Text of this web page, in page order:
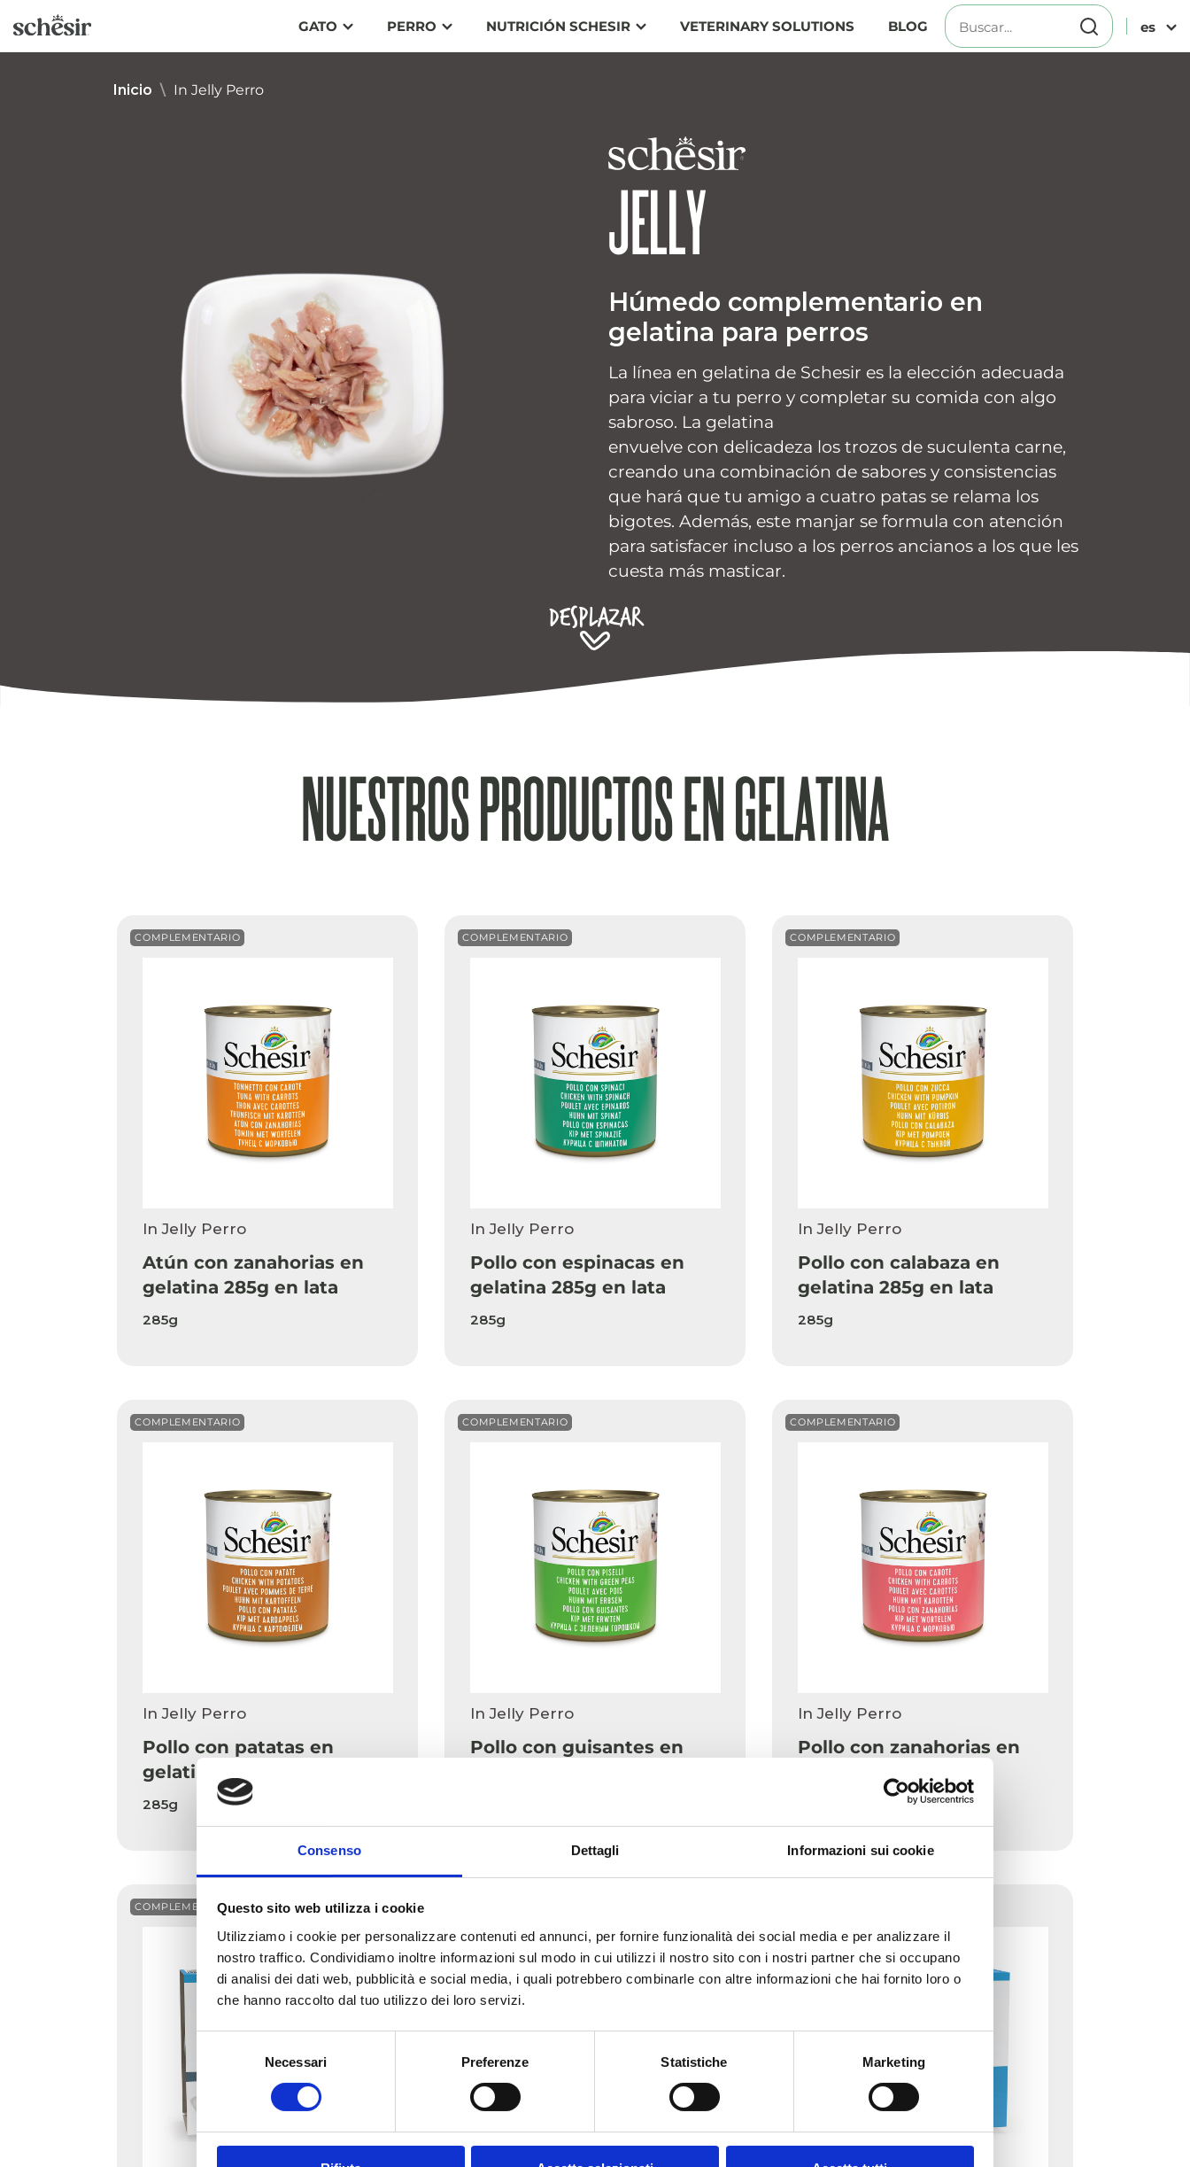
Consenso Dettagli Informazioni sui cookie
Questo sito web utilizza i cookie
Utilizziamo i cookie per personalizzare contenuti ed annunci, per fornire funzionalità dei social media e per analizzare il
nostro traffico. Condividiamo inoltre informazioni sul modo in cui utilizzi il nostro sito con i nostri partner che si occupano
di analisi dei dati web, pubblicità e social media, i quali potrebbero combinarle con altre informazioni che hai fornito loro o
che hanno raccolto dal tuo utilizzo dei loro servizi.
consenso
Necessari Preferenze Statistiche Marketing
directamente
GATO PERRO NUTRICIÓN SCHESIR VETERINARY SOLUTIONS BLOG es
Inicio \ In Jelly Perro
JELLY
Húmedo complementario en
gelatina para perros
La línea en gelatina de Schesir es la elección adecuada
para viciar a tu perro y completar su comida con algo
sabroso. La gelatina
envuelve con delicadeza los trozos de suculenta carne,
creando una combinación de sabores y consistencias
que hará que tu amigo a cuatro patas se relama los
bigotes. Además, este manjar se formula con atención
para satisfacer incluso a los perros ancianos a los que les
cuesta más masticar.
Desplazar
NUESTROS PRODUCTOS EN GELATINA
COMPLEMENTARIO
In Jelly Perro
Atún con zanahorias en
gelatina 285g en lata
285g
COMPLEMENTARIO
In Jelly Perro
Pollo con espinacas en
gelatina 285g en lata
285g
COMPLEMENTARIO
In Jelly Perro
Pollo con calabaza en
gelatina 285g en lata
285g
COMPLEMENTARIO
In Jelly Perro
Pollo con patatas en
gelatina 285g en lata
285g
COMPLEMENTARIO
In Jelly Perro
Pollo con guisantes en
COMPLEMENTARIO
In Jelly Perro
Pollo con zanahorias en
COMPLEMENTARIO